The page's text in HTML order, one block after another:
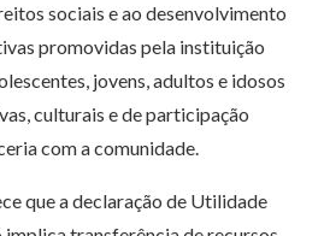
sociais e ao desenvolvimento
promovidas pela instituição
jovens, adultos e idosos
culturais e de participação
com a comunidade.
que a declaração de Utilidade